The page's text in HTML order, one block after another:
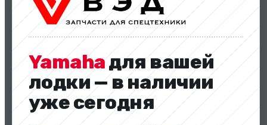
Yamahaдля вашей
лодки — в наличии
уже сегодня
Двигатели и комплектующие